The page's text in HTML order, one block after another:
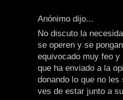
Anónimo dijo...
No discuto la
se operen y se
equivocado muy feo
que ha enviado a la
donando lo que no
ves de estar junto a